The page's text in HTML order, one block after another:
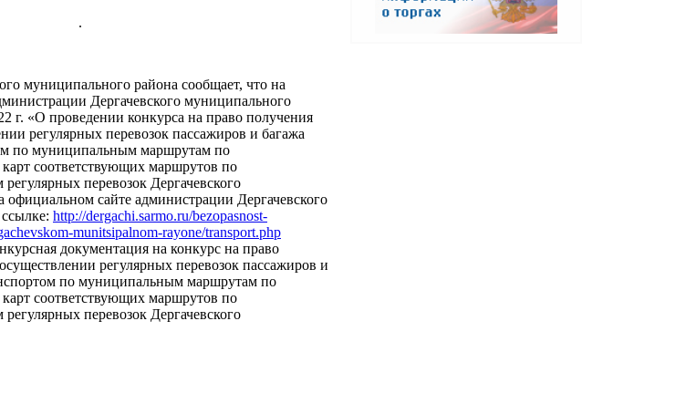
.
муниципального района сообщает, что на
Дергачевского муниципального
г. «О проведении конкурса на право получения
регулярных перевозок пассажиров и багажа
по муниципальным маршрутам по
соответствующих маршрутов по
перевозок Дергачевского
сайте администрации Дергачевского
http://dergachi.sarmo.ru/bezopasnost-
munitsipalnom-rayone/transport.php
документация на конкурс на право
регулярных перевозок пассажиров и
по муниципальным маршрутам по
соответствующих маршрутов по
перевозок Дергачевского